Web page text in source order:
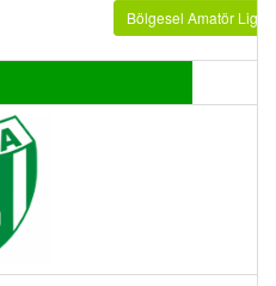
Bölgesel Amatör Lig